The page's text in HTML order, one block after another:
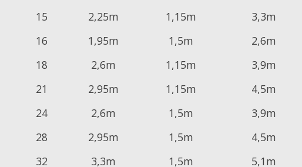
15
2,25m 1,15m 3,3m
16
1,95m 1,5m 2,6m
18
2,6m 1,15m 3,9m
21
2,95m 1,15m 4,5m
24
2,6m 1,5m 3,9m
28
2,95m 1,5m 4,5m
32
3,3m 1,5m 5,1m